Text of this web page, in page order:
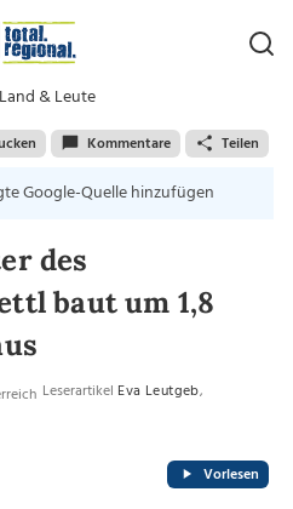
Land & Leute
Kommentare Teilen
Google-Quelle hinzufügen
des
baut um 1,8
Leserartikel Eva Leutgeb,
Vorlesen